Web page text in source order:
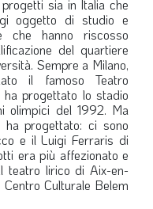
sia in Italia che
oggetto di studio e
che hanno riscosso
del quartiere
Sempre a Milano,
il famoso Teatro
progettato lo stadio
olimpici del 1992. Ma
ha progettato: ci sono
e il Luigi Ferraris di
era più affezionato e
teatro lirico di Aix-en-
Culturale Belem